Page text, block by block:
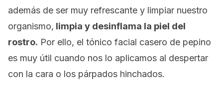
además de ser muy refrescante y limpiar nuestro
organismo, limpia y desinflama la piel del
rostro. Por ello, el tónico facial casero de pepino
es muy útil cuando nos lo aplicamos al despertar
con la cara o los párpados hinchados.